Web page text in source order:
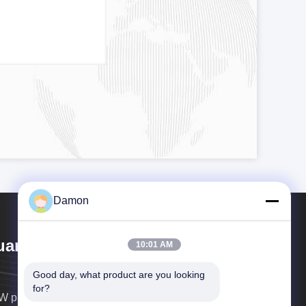
NSW printing co.,ltd
print and pack helpt meer dan 2000 merken beter
Damon
10:01 AM
Good day, what product are you looking
for?